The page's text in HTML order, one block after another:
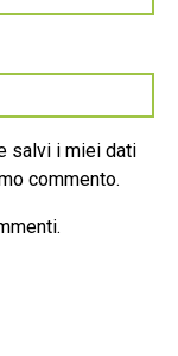
salvi i miei dati
commento.